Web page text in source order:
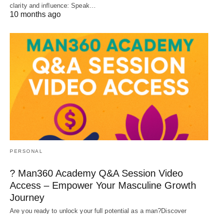
clarity and influence: Speak…
10 months ago
PERSONAL
? Man360 Academy Q&A Session Video
Access – Empower Your Masculine Growth
Journey
Are you ready to unlock your full potential as a man?Discover